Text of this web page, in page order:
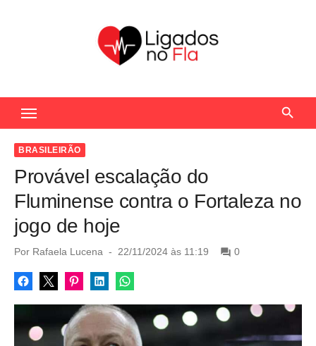
c
BRASILEIRÃO
Provável escalação do
Fluminense contra o Fortaleza no
jogo de hoje
Por Rafaela Lucena
P
s
t
d
o
n
22/11/2024 às 11:19 0